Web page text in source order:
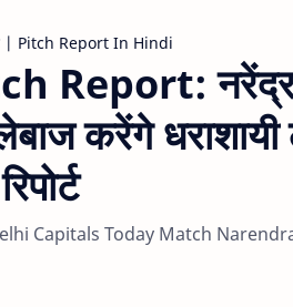
| Pitch Report In Hindi
Report: नरेंद्र
करेंगे
Capitals Today Match